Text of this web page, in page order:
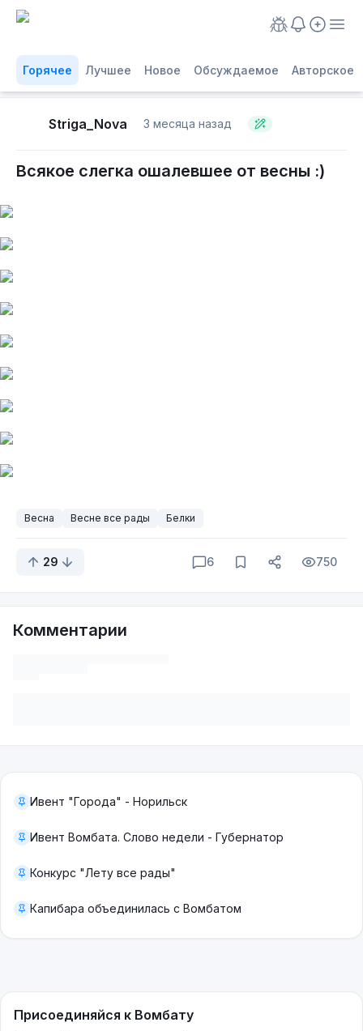
Горячее Лучшее Новое Обсуждаемое Авторское
Striga_Nova 3 месяца назад
Всякое слегка ошалевшее от весны :)
Весна Весне все рады Белки
29 6 750
Комментарии
Ивент "Города" - Норильск
Ивент Вомбата. Слово недели - Губернатор
Конкурс "Лету все рады"
Капибара объединилась с Вомбатом
Присоединяйся к Вомбату